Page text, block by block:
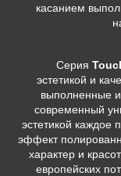
касанием
Серия
эстетикой и
выполненные
современный
эстетикой каждое
эффект
характер и
европейских